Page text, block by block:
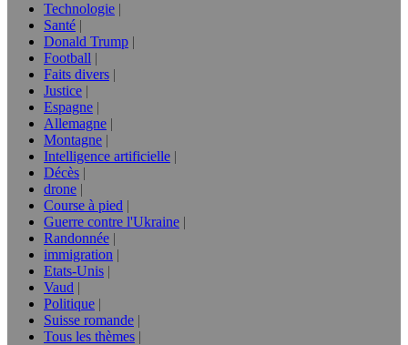
Technologie
Santé
Donald Trump
Football
Faits divers
Justice
Espagne
Allemagne
Montagne
Intelligence artificielle
Décès
drone
Course à pied
Guerre contre l'Ukraine
Randonnée
immigration
Etats-Unis
Vaud
Politique
Suisse romande
Tous les thèmes